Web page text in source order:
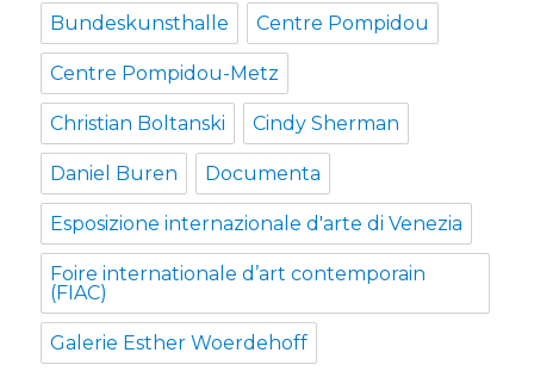
Bundeskunsthalle Centre Pompidou
Centre Pompidou-Metz
Christian Boltanski Cindy Sherman
Daniel Buren Documenta
Esposizione internazionale d'arte di Venezia
Foire internationale d’art contemporain
(FIAC)
Galerie Esther Woerdehoff